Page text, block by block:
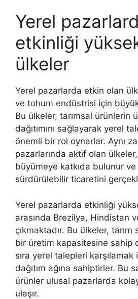
Yerel
etkinliği
ülkeler
Yerel pazarlarda etkin olan
ve tohum endüstrisi için
Bu ülkeler, tarımsal ürünlerin
dağıtımını sağlayarak yerel
önemli bir rol oynarlar. Aynı
pazarlarında aktif olan
büyümeye katkıda bulunur
sürdürülebilir ticaretini
Yerel pazarlarda etkinliği
arasında Brezilya, Hindistan
çıkmaktadır. Bu ülkeler,
bir üretim kapasitesine sahip
sıra yerel talepleri
dağıtım ağına sahiptirler. Bu
ürünler ulusal pazarlarda
ulaşır.